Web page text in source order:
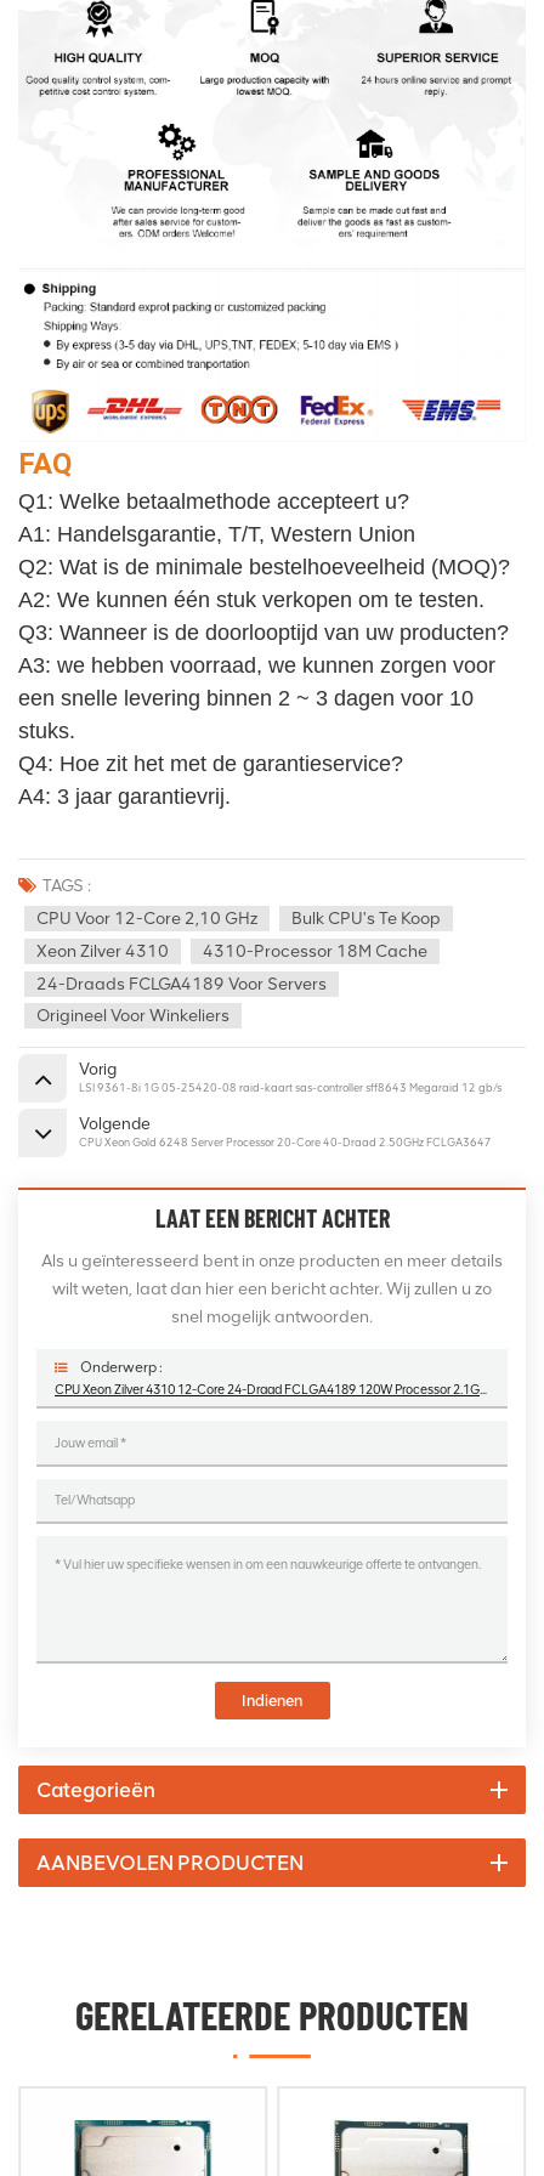
FAQ
Q1: Welke betaalmethode accepteert u?
A1: Handelsgarantie, T/T, Western Union
Q2: Wat is de minimale bestelhoeveelheid (MOQ)?
A2: We kunnen één stuk verkopen om te testen.
Q3: Wanneer is de doorlooptijd van uw producten?
A3: we hebben voorraad, we kunnen zorgen voor
een snelle levering binnen 2 ~ 3 dagen voor 10
stuks.
Q4: Hoe zit het met de garantieservice?
A4: 3 jaar garantievrij.
TAGS :
CPU Voor 12-Core 2,10 GHz
Bulk CPU's Te Koop
Xeon Zilver 4310
4310-Processor 18M Cache
24-Draads FCLGA4189 Voor Servers
Origineel Voor Winkeliers
Vorig
LSI 9361-8i 1G 05-25420-08 raid-kaart sas-controller sff8643 Megaraid 12 gb/s
Volgende
CPU Xeon Gold 6248 Server Processor 20-Core 40-Draad 2.50GHz FCLGA3647
LAAT EEN BERICHT ACHTER
Als u geïnteresseerd bent in onze producten en meer details
wilt weten, laat dan hier een bericht achter. Wij zullen u zo
snel mogelijk antwoorden.
Onderwerp :
CPU Xeon Zilver 4310 12-Core 24-Draad FCLGA4189 120W Processor 2.1GHz
Indienen
Categorieën
AANBEVOLEN PRODUCTEN
GERELATEERDE PRODUCTEN